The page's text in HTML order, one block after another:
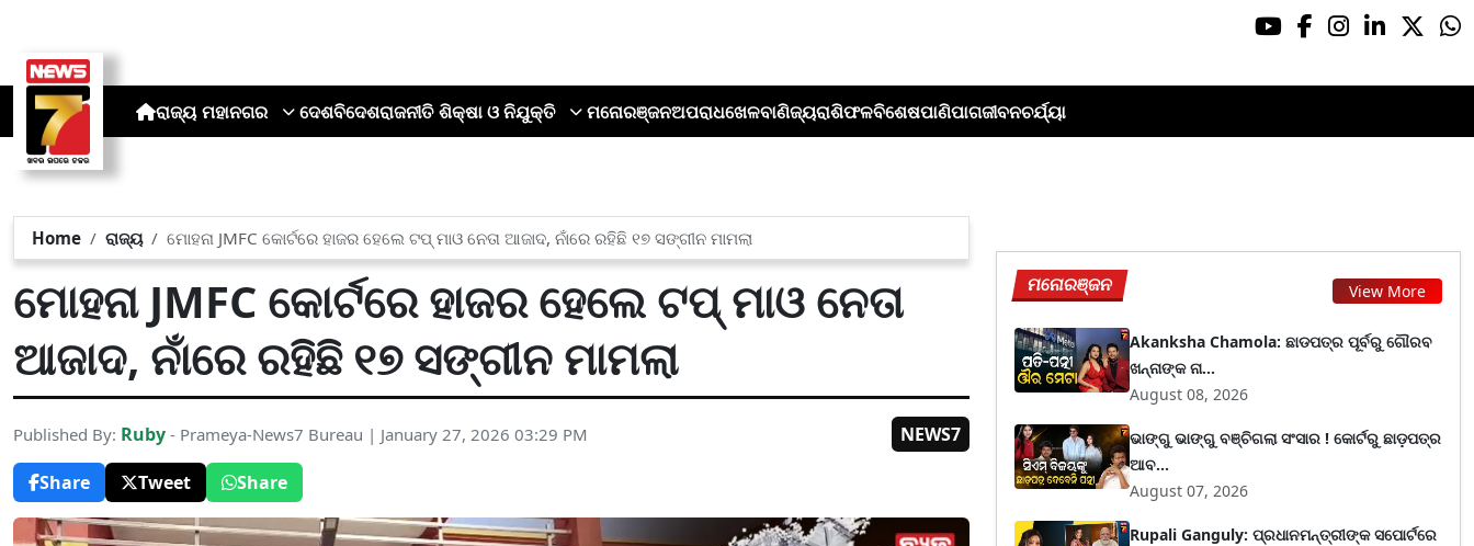
ରାଜ୍ୟ ମହାନଗର ଦେଶବିଦେଶରାଜନୀତି ଶିକ୍ଷା ଓ ନିଯୁକ୍ତି ମନୋରଞ୍ଜନଅପରାଧଖେଳବାଣିଜ୍ୟରାଶିଫଳବିଶେଷପାଣିପାଗଜୀବନଚର୍ଯ୍ୟା
Home ରାଜ୍ୟ ମୋହନା JMFC କୋର୍ଟରେ ହାଜର ହେଲେ ଟପ୍ ମାଓ ନେତା ଆଜାଦ, ନାଁରେ ରହିଛି ୧୭ ସଙ୍ଗୀନ ମାମଲା
ମୋହନା JMFC କୋର୍ଟରେ ହାଜର ହେଲେ ଟପ୍ ମାଓ ନେତା
ଆଜାଦ, ନାଁରେ ରହିଛି ୧୭ ସଙ୍ଗୀନ ମାମଲା
Published By: Ruby - Prameya-News7 Bureau | January 27, 2026 03:29 PM
NEWS7
Share
Tweet Share
ମନୋରଞ୍ଜନ View More
Akanksha Chamola: ଛାଡପତ୍ର ପୂର୍ବରୁ ଗୌରବ
ଖନ୍ନାଙ୍କ ନା...
August 08, 2026
ଭାଙ୍ଗୁ ଭାଙ୍ଗୁ ବଞ୍ଚିଗଲା ସଂସାର ! କୋର୍ଟରୁ ଛାଡ଼ପତ୍ର
ଆବ...
August 07, 2026
Rupali Ganguly: ପ୍ରଧାନମନ୍ତ୍ରୀଙ୍କ ସପୋର୍ଟରେ